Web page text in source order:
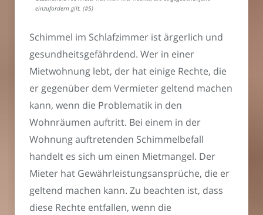
einzufordern gilt. (#5)
Schimmel im Schlafzimmer ist ärgerlich und
gesundheitsgefährdend. Wer in einer
Mietwohnung lebt, der hat einige Rechte, die
er gegenüber dem Vermieter geltend machen
kann, wenn die Problematik in den
Wohnräumen auftritt. Bei einem in der
Wohnung auftretenden Schimmelbefall
handelt es sich um einen Mietmangel. Der
Mieter hat Gewährleistungsansprüche, die er
geltend machen kann. Zu beachten ist, dass
diese Rechte entfallen, wenn die